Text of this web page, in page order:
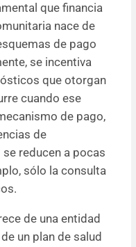
que financia
nace de
de pago
se incentiva
que otorgan
cuando ese
de pago,
de
reducen a pocas
sólo la consulta
de una entidad
un plan de salud